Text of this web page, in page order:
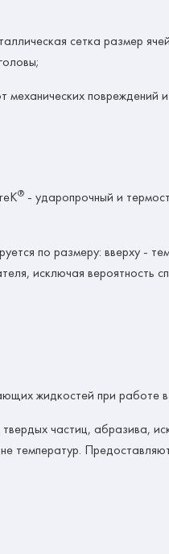
сетка размер
повреждений
® - ударопрочный и
по размеру: вверху -
исключая вероятность
жидкостей при работе
частиц, абразива,
температур.